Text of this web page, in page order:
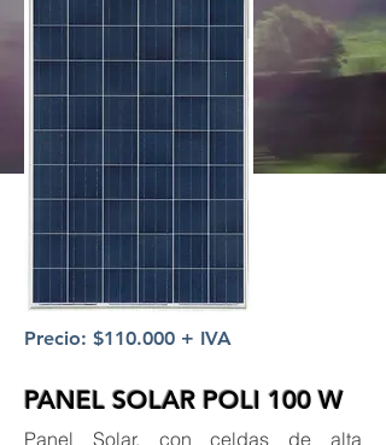
Precio: $110.000 + IVA
PANEL SOLAR POLI 100 W
Panel Solar, con celdas de alta